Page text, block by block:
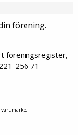
förening.
föreningsregister,
256 71
varumärke.